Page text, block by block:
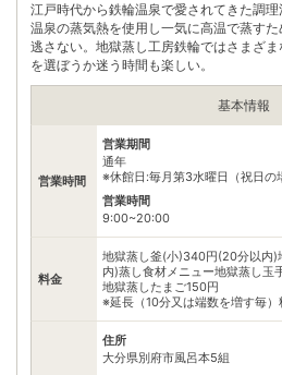
※ 料金情報は税込・税抜表記が混ざっており
自身でお問合せください。
江戸時代から鉄輪温泉で愛されてきた調理
温泉の蒸気熱を使用し一気に高温で蒸す
逃さない。地獄蒸し工房鉄輪ではさまざ
を選ぼうか迷う時間も楽しい。
基本情報
営業時間
営業期間
通年
※休館日:毎月第3水曜日（祝日の
営業時間
9:00~20:00
料金
地獄蒸し釜(小)340円(20分以内
内)蒸し食材メニュー地獄蒸し
地獄蒸したまご150円
※延長（10分又は端数を増す毎）
住所
大分県別府市風呂本5組